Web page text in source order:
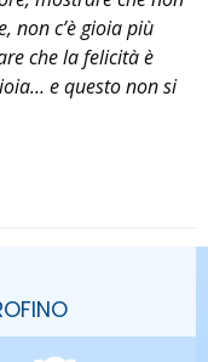
non c’è gioia più
che la felicità è
e questo non si